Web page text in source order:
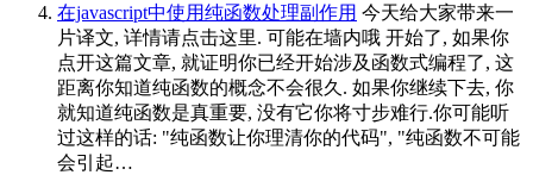
在javascript中使用纯函数处理副作用 今天给大家带来一
片译文, 详情请点击这里. 可能在墙内哦 开始了, 如果你
点开这篇文章, 就证明你已经开始涉及函数式编程了, 这
距离你知道纯函数的概念不会很久. 如果你继续下去, 你
就知道纯函数是真重要, 没有它你将寸步难行.你可能听
过这样的话: "纯函数让你理清你的代码", "纯函数不可能
会引起…